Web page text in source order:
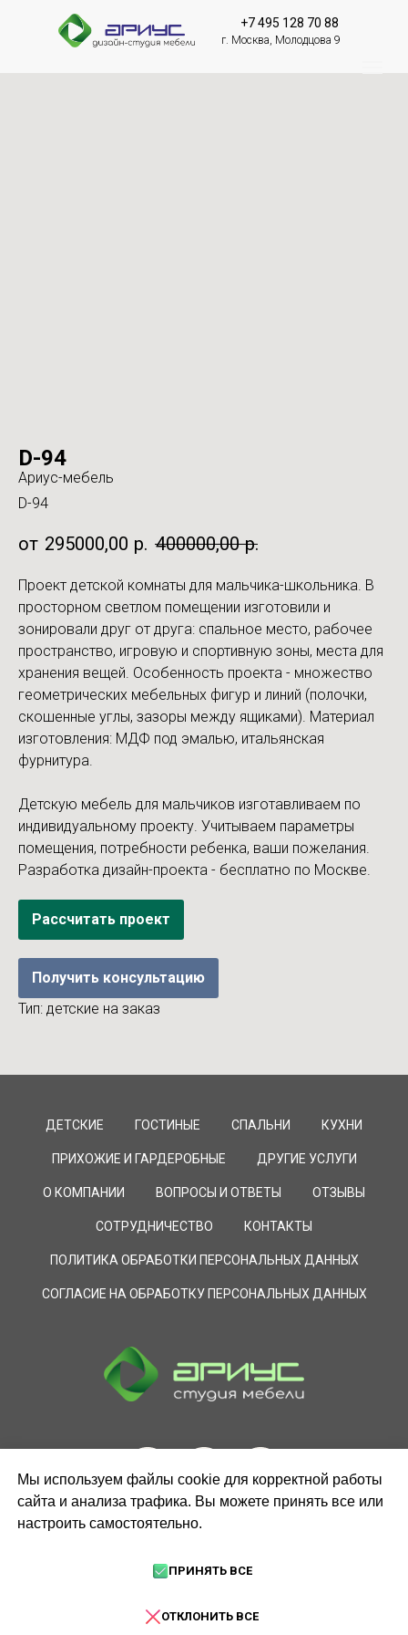
+7 495 128 70 88
г. Москва, Молодцова 9
D-94
Ариус-мебель
D-94
295000,00 р. 400000,00 р.
Проект детской комнаты для мальчика-школьника. В
просторном светлом помещении изготовили и
зонировали друг от друга: спальное место, рабочее
пространство, игровую и спортивную зоны, места для
хранения вещей. Особенность проекта - множество
геометрических мебельных фигур и линий (полочки,
скошенные углы, зазоры между ящиками). Материал
изготовления: МДФ под эмалью, итальянская
фурнитура.
Детскую мебель для мальчиков изготавливаем по
индивидуальному проекту. Учитываем параметры
помещения, потребности ребенка, ваши пожелания.
Разработка дизайн-проекта - бесплатно по Москве.
Рассчитать проект
Получить консультацию
Тип: детские на заказ
ДЕТСКИЕ ГОСТИНЫЕ СПАЛЬНИ КУХНИ
ПРИХОЖИЕ И ГАРДЕРОБНЫЕ ДРУГИЕ УСЛУГИ
О КОМПАНИИ ВОПРОСЫ И ОТВЕТЫ ОТЗЫВЫ
СОТРУДНИЧЕСТВО КОНТАКТЫ
ПОЛИТИКА ОБРАБОТКИ ПЕРСОНАЛЬНЫХ ДАННЫХ
СОГЛАСИЕ НА ОБРАБОТКУ ПЕРСОНАЛЬНЫХ ДАННЫХ
ЗАКАЗАТЬ ЗВОНОК
Мы используем файлы cookie для корректной работы
сайта и анализа трафика. Вы можете принять все или
настроить самостоятельно.
ПРИНЯТЬ ВСЕ
ОТКЛОНИТЬ ВСЕ